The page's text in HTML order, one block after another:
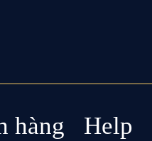
hàng Help